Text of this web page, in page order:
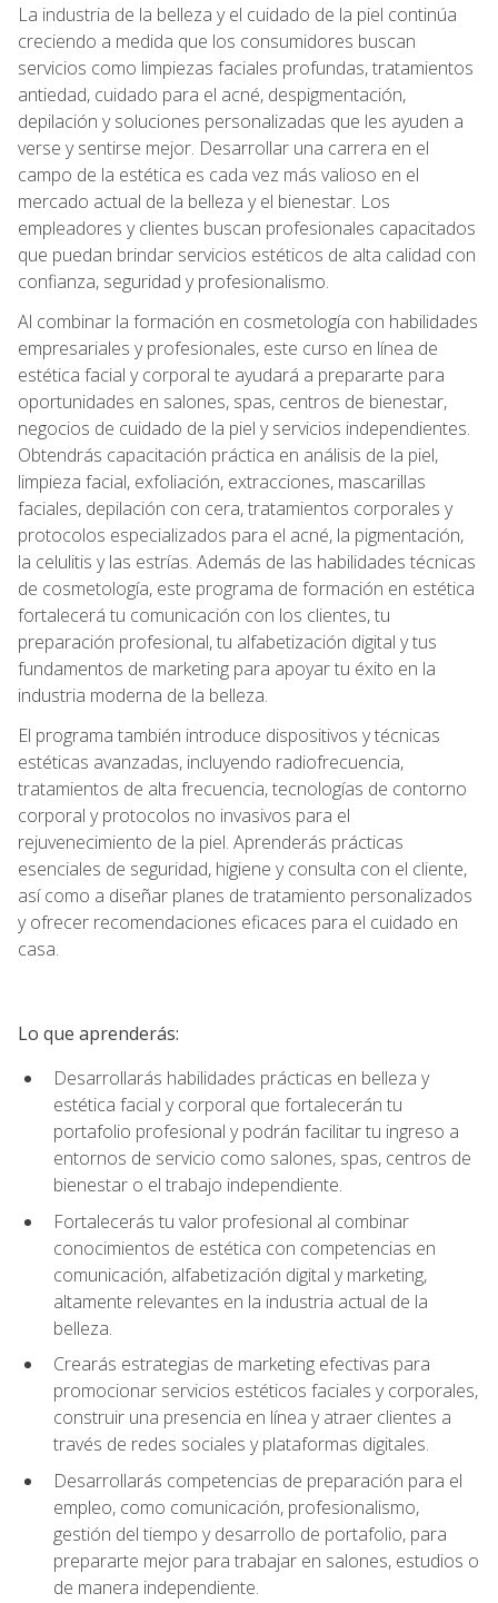
La industria de la belleza y el cuidado de la piel continúa
creciendo a medida que los consumidores buscan
servicios como limpiezas faciales profundas, tratamientos
antiedad, cuidado para el acné, despigmentación,
depilación y soluciones personalizadas que les ayuden a
verse y sentirse mejor. Desarrollar una carrera en el
campo de la estética es cada vez más valioso en el
mercado actual de la belleza y el bienestar. Los
empleadores y clientes buscan profesionales capacitados
que puedan brindar servicios estéticos de alta calidad con
confianza, seguridad y profesionalismo.
Al combinar la formación en cosmetología con habilidades
empresariales y profesionales, este curso en línea de
estética facial y corporal te ayudará a prepararte para
oportunidades en salones, spas, centros de bienestar,
negocios de cuidado de la piel y servicios independientes.
Obtendrás capacitación práctica en análisis de la piel,
limpieza facial, exfoliación, extracciones, mascarillas
faciales, depilación con cera, tratamientos corporales y
protocolos especializados para el acné, la pigmentación,
la celulitis y las estrías. Además de las habilidades técnicas
de cosmetología, este programa de formación en estética
fortalecerá tu comunicación con los clientes, tu
preparación profesional, tu alfabetización digital y tus
fundamentos de marketing para apoyar tu éxito en la
industria moderna de la belleza.
El programa también introduce dispositivos y técnicas
estéticas avanzadas, incluyendo radiofrecuencia,
tratamientos de alta frecuencia, tecnologías de contorno
corporal y protocolos no invasivos para el
rejuvenecimiento de la piel. Aprenderás prácticas
esenciales de seguridad, higiene y consulta con el cliente,
así como a diseñar planes de tratamiento personalizados
y ofrecer recomendaciones eficaces para el cuidado en
casa.
Lo que aprenderás:
Desarrollarás habilidades prácticas en belleza y
estética facial y corporal que fortalecerán tu
portafolio profesional y podrán facilitar tu ingreso a
entornos de servicio como salones, spas, centros de
bienestar o el trabajo independiente.
Fortalecerás tu valor profesional al combinar
conocimientos de estética con competencias en
comunicación, alfabetización digital y marketing,
altamente relevantes en la industria actual de la
belleza.
Crearás estrategias de marketing efectivas para
promocionar servicios estéticos faciales y corporales,
construir una presencia en línea y atraer clientes a
través de redes sociales y plataformas digitales.
Desarrollarás competencias de preparación para el
empleo, como comunicación, profesionalismo,
gestión del tiempo y desarrollo de portafolio, para
prepararte mejor para trabajar en salones, estudios o
de manera independiente.